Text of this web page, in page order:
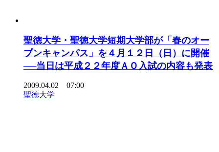
聖徳大学・聖徳大学短期大学部が「春のオー
プンキャンパス」を４月１２日（日）に開催
──当日は平成２２年度ＡＯ入試の内容も発表
2009.04.02 07:00
聖徳大学